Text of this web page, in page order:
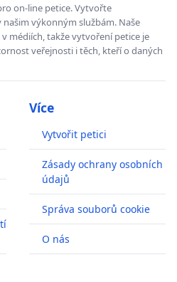
on-line petice. Vytvořte
výkonným službám. Naše
médiích, takže vytvoření petice je
veřejnosti i těch, kteří o daných
Více
Vytvořit petici
Zásady ochrany osobních
údajů
Správa souborů cookie
O nás